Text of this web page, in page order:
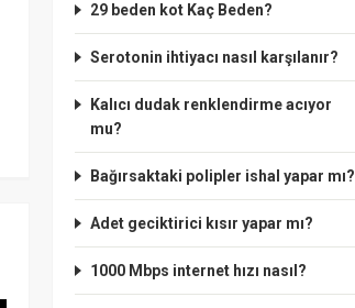
29 beden kot Kaç Beden?
Serotonin ihtiyacı nasıl karşılanır?
Kalıcı dudak renklendirme acıyor
mu?
Bağırsaktaki polipler ishal yapar mı?
Adet geciktirici kısır yapar mı?
1000 Mbps internet hızı nasıl?